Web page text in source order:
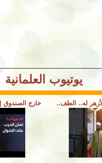
يوتيوب العلمانية
خارج له.. الطف..